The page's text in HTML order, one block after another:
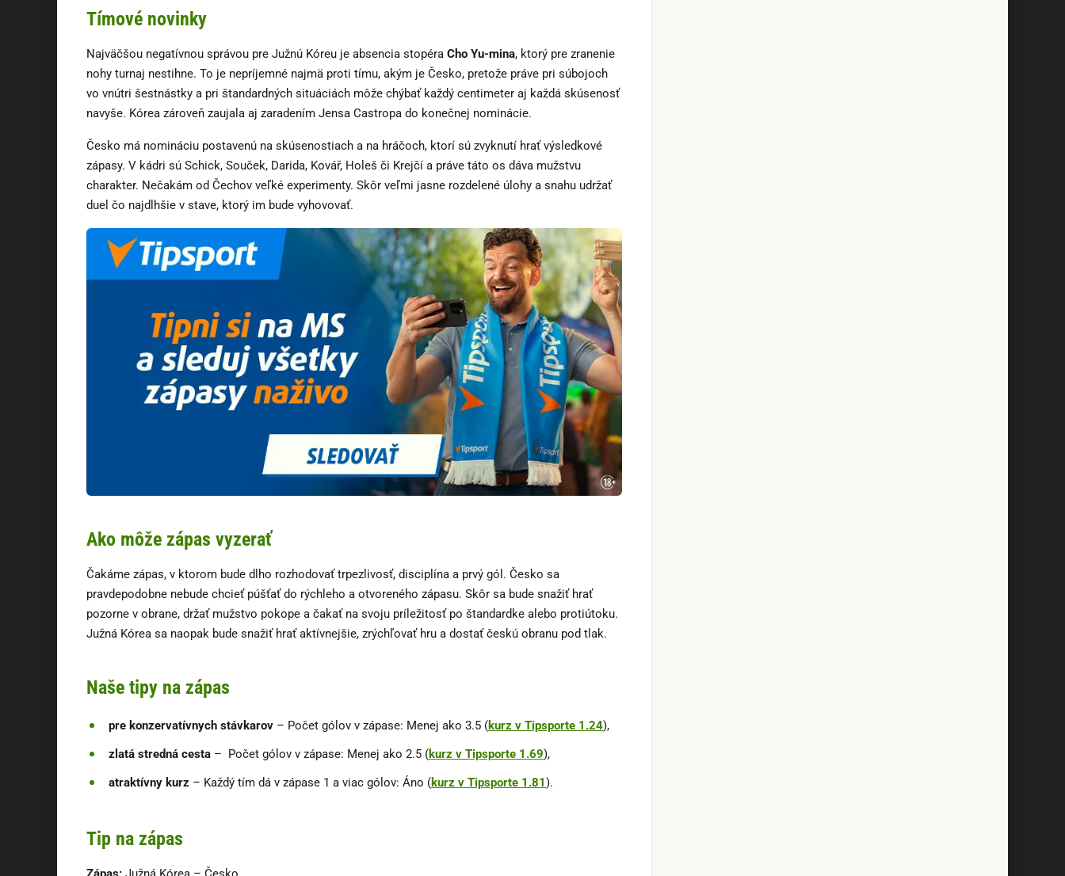
Tímové novinky
Najväčšou negatívnou správou pre Južnú Kóreu je absencia stopéra Cho Yu-mina, ktorý pre zranenie
nohy turnaj nestihne. To je nepríjemné najmä proti tímu, akým je Česko, pretože práve pri súbojoch
vo vnútri šestnástky a pri štandardných situáciách môže chýbať každý centimeter aj každá skúsenosť
navyše. Kórea zároveň zaujala aj zaradením Jensa Castropa do konečnej nominácie.
Česko má nomináciu postavenú na skúsenostiach a na hráčoch, ktorí sú zvyknutí hrať výsledkové
zápasy. V kádri sú Schick, Souček, Darida, Kovář, Holeš či Krejčí a práve táto os dáva mužstvu
charakter. Nečakám od Čechov veľké experimenty. Skôr veľmi jasne rozdelené úlohy a snahu udržať
duel čo najdlhšie v stave, ktorý im bude vyhovovať.
Ako môže zápas vyzerať
Čakáme zápas, v ktorom bude dlho rozhodovať trpezlivosť, disciplína a prvý gól. Česko sa
pravdepodobne nebude chcieť púšťať do rýchleho a otvoreného zápasu. Skôr sa bude snažiť hrať
pozorne v obrane, držať mužstvo pokope a čakať na svoju príležitosť po štandardke alebo protiútoku.
Južná Kórea sa naopak bude snažiť hrať aktívnejšie, zrýchľovať hru a dostať českú obranu pod tlak.
Naše tipy na zápas
pre konzervatívnych stávkarov – Počet gólov v zápase: Menej ako 3.5 (kurz v Tipsporte 1.24),
zlatá stredná cesta – Počet gólov v zápase: Menej ako 2.5 (kurz v Tipsporte 1.69),
atraktívny kurz – Každý tím dá v zápase 1 a viac gólov: Áno (kurz v Tipsporte 1.81).
Tip na zápas